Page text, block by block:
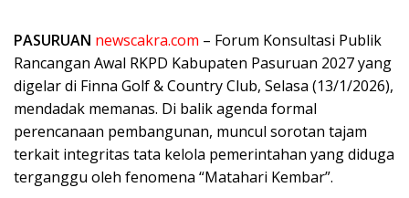
PASURUAN newscakra.com – Forum Konsultasi Publik
Rancangan Awal RKPD Kabupaten Pasuruan 2027 yang
digelar di Finna Golf & Country Club, Selasa (13/1/2026),
mendadak memanas. Di balik agenda formal
perencanaan pembangunan, muncul sorotan tajam
terkait integritas tata kelola pemerintahan yang diduga
terganggu oleh fenomena “Matahari Kembar”.